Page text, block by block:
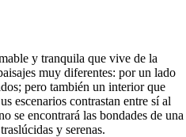
y tranquila que vive de la
muy diferentes: por un lado
pero también un interior que
escenarios contrastan entre sí al
se encontrará las bondades de una
y serenas.